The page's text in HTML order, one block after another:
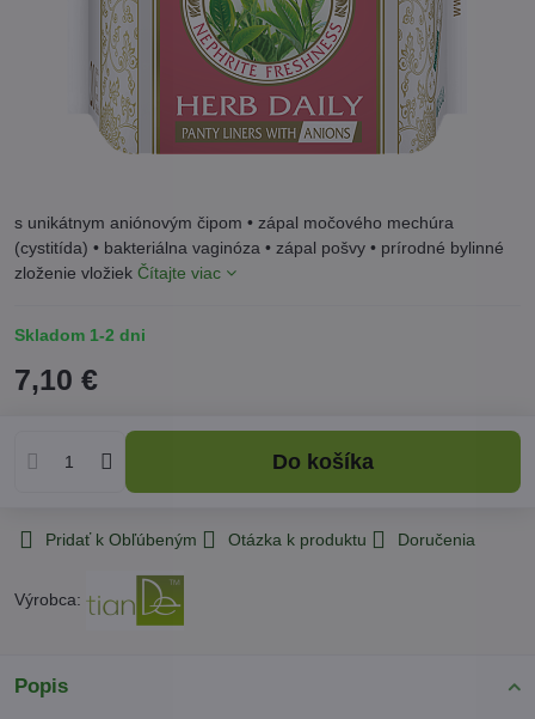
s unikátnym aniónovým čipom • zápal močového mechúra
(cystitída) • bakteriálna vaginóza • zápal pošvy • prírodné bylinné
zloženie vložiek Čítajte viac
Skladom 1-2 dni
7,10 €
Do košíka
Pridať k Obľúbeným Otázka k produktu Doručenia
Výrobca:
Popis